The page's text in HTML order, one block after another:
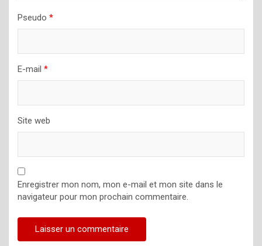
Pseudo *
E-mail *
Site web
Enregistrer mon nom, mon e-mail et mon site dans le
navigateur pour mon prochain commentaire.